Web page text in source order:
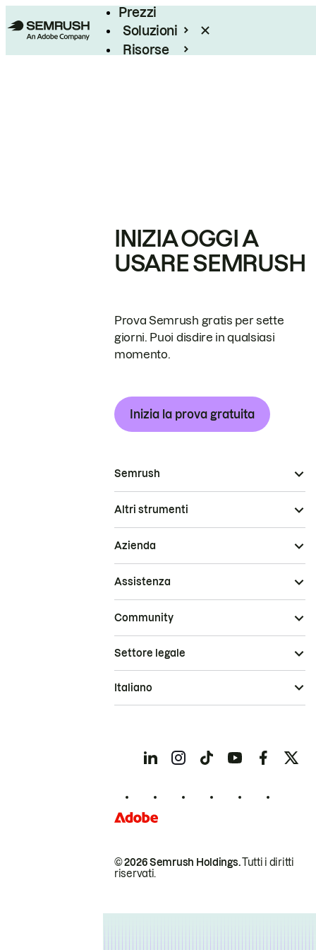
Prezzi
Soluzioni
Risorse
INIZIA OGGI A
USARE SEMRUSH
Prova Semrush gratis per sette
giorni. Puoi disdire in qualsiasi
momento.
Inizia la prova gratuita
Semrush
Altri strumenti
Azienda
Assistenza
Community
© 2026 Semrush Holdings.Tutti i diritti
riservati.
Settore legale
Italiano